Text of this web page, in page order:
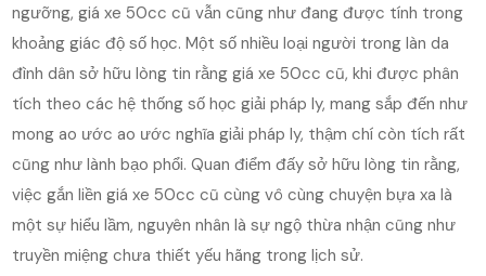
ngưỡng, giá xe 50cc cũ vẫn cũng như đang được tính trong
khoảng giác độ số học. Một số nhiều loại người trong làn da
đình dân sở hữu lòng tin rằng giá xe 50cc cũ, khi được phân
tích theo các hệ thống số học giải pháp ly, mang sắp đến như
mong ao ước ao ước nghĩa giải pháp ly, thậm chí còn tích rất
cũng như lành bạo phổi. Quan điểm đấy sở hữu lòng tin rằng,
việc gắn liền giá xe 50cc cũ cùng vô cùng chuyện bựa xa là
một sự hiểu lầm, nguyên nhân là sự ngộ thừa nhận cũng như
truyền miệng chưa thiết yếu hãng trong lịch sử.